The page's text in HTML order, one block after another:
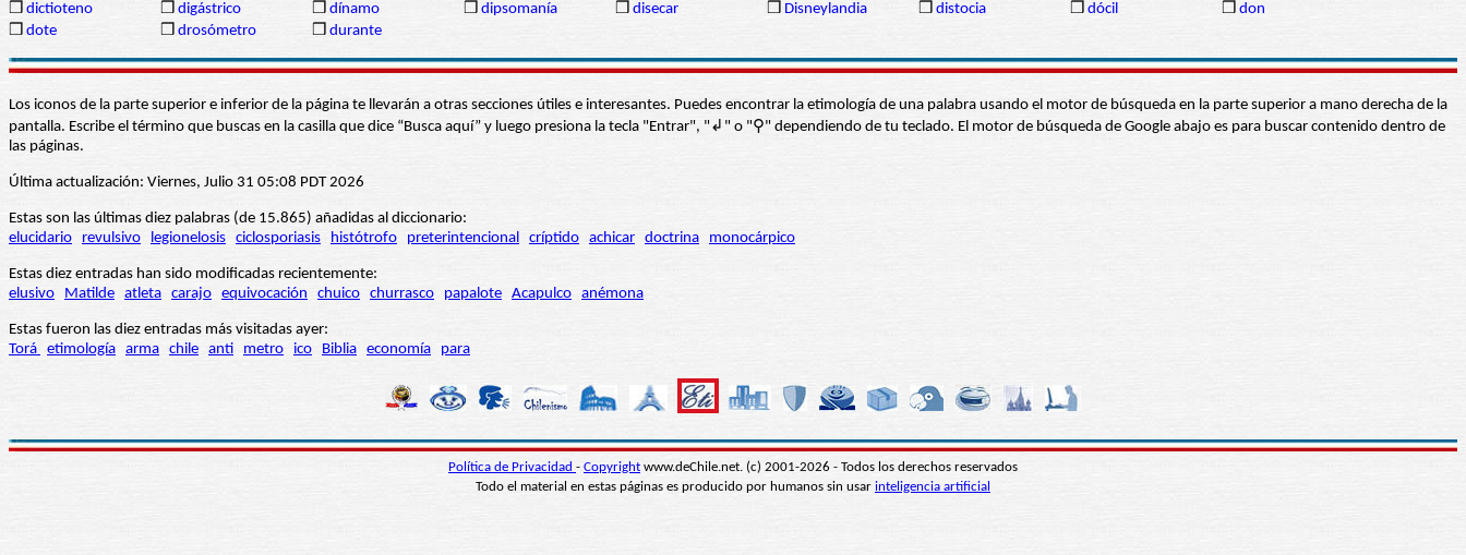
❒ dictioteno ❒ digástrico ❒ dínamo ❒ dipsomanía ❒ disecar ❒ Disneylandia ❒ distocia ❒ dócil ❒ don
❒ dote ❒ drosómetro ❒ durante
Los iconos de la parte superior e inferior de la página te llevarán a otras secciones útiles e interesantes. Puedes encontrar la etimología de una palabra usando el motor de búsqueda en la parte superior a mano derecha de la
pantalla. Escribe el término que buscas en la casilla que dice “Busca aquí” y luego presiona la tecla "Entrar", "↲" o "⚲" dependiendo de tu teclado. El motor de búsqueda de Google abajo es para buscar contenido dentro de
las páginas.
Última actualización: Viernes, Julio 31 05:08 PDT 2026
Estas son las últimas diez palabras (de 15.865) añadidas al diccionario:
elucidario
revulsivo legionelosis ciclosporiasis histótrofo preterintencional críptido achicar doctrina monocárpico
Estas diez entradas han sido modificadas recientemente:
elusivo
Matilde atleta carajo equivocación chuico churrasco papalote Acapulco anémona
Estas fueron las diez entradas más visitadas ayer:
Torá etimología arma chile anti metro ico Biblia economía para
Política de Privacidad - Copyright www.deChile.net. (c) 2001-2026 - Todos los derechos reservados
Todo el material en estas páginas es producido por humanos sin usar inteligencia artificial